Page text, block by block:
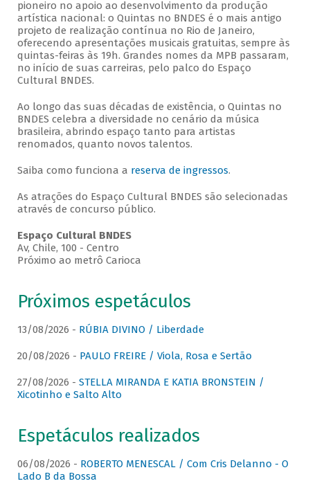
pioneiro no apoio ao desenvolvimento da produção
artística nacional: o Quintas no BNDES é o mais antigo
projeto de realização contínua no Rio de Janeiro,
oferecendo apresentações musicais gratuitas, sempre às
quintas-feiras às 19h. Grandes nomes da MPB passaram,
no início de suas carreiras, pelo palco do Espaço
Cultural BNDES.
Ao longo das suas décadas de existência, o Quintas no
BNDES celebra a diversidade no cenário da música
brasileira, abrindo espaço tanto para artistas
renomados, quanto novos talentos.
Saiba como funciona a reserva de ingressos.
As atrações do Espaço Cultural BNDES são selecionadas
através de concurso público.
Espaço Cultural BNDES
Av, Chile, 100 - Centro
Próximo ao metrô Carioca
Próximos espetáculos
13/08/2026 - RÚBIA DIVINO / Liberdade
20/08/2026 - PAULO FREIRE / Viola, Rosa e Sertão
27/08/2026 - STELLA MIRANDA E KATIA BRONSTEIN /
Xicotinho e Salto Alto
Espetáculos realizados
06/08/2026 - ROBERTO MENESCAL / Com Cris Delanno - O
Lado B da Bossa